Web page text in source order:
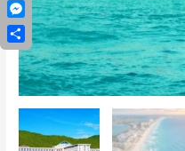
Link
Messenger
Compartir